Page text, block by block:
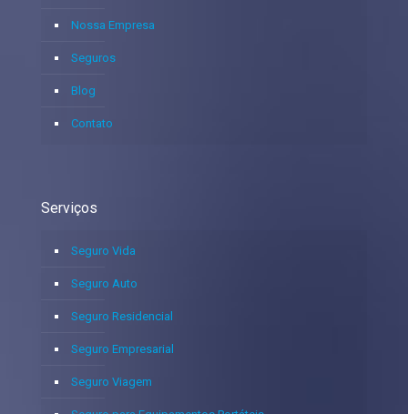
Nossa Empresa
Seguros
Blog
Contato
Serviços
Seguro Vida
Seguro Auto
Seguro Residencial
Seguro Empresarial
Seguro Viagem